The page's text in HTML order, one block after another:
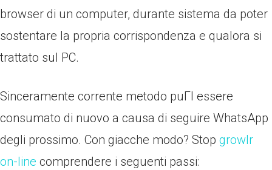
browser di un computer, durante sistema da poter
sostentare la propria corrispondenza e qualora si
trattato sul PC.
Sinceramente corrente metodo puГІ essere
consumato di nuovo a causa di seguire WhatsApp
degli prossimo. Con giacche modo? Stop growlr
on-line comprendere i seguenti passi: